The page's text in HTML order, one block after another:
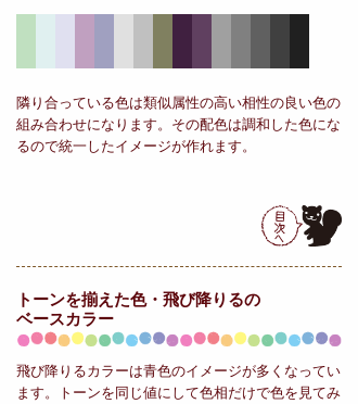
隣り合っている色は類似属性の高い相性の良い色の
組み合わせになります。その配色は調和した色にな
るので統一したイメージが作れます。
トーンを揃えた色・飛び降りるの
ベースカラー
飛び降りるカラーは青色のイメージが多くなってい
ます。トーンを同じ値にして色相だけで色を見てみ